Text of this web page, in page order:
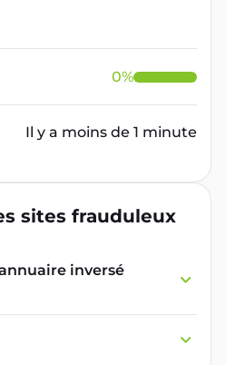
0%
Il y a moins de 1 minute
sites frauduleux
inversé
fonctionnalité de
inversée qui est efficace
les appelants
téléphonique